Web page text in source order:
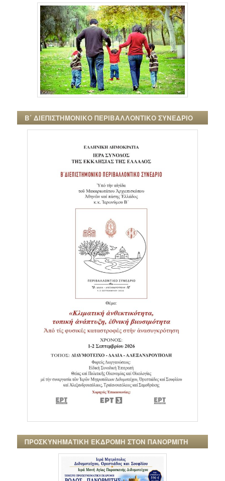
Β΄ ΔΙΕΠΙΣΤΗΜΟΝΙΚΟ ΠΕΡΙΒΑΛΛΟΝΤΙΚΟ ΣΥΝΕΔΡΙΟ
ΠΡΟΣΚΥΝΗΜΑΤΙΚΗ ΕΚΔΡΟΜΗ ΣΤΟΝ ΠΑΝΟΡΜΙΤΗ